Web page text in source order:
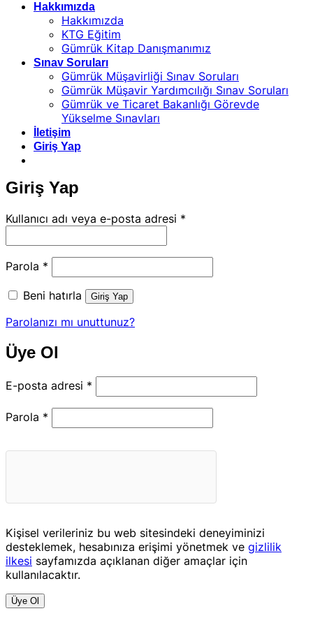
Hakkımızda
Hakkımızda
KTG Eğitim
Gümrük Kitap Danışmanımız
Sınav Soruları
Gümrük Müşavirliği Sınav Soruları
Gümrük Müşavir Yardımcılığı Sınav Soruları
Gümrük ve Ticaret Bakanlığı Görevde
Yükselme Sınavları
İletişim
Giriş Yap
Giriş Yap
Kullanıcı adı veya e-posta adresi *
Parola *
Beni hatırla Giriş Yap
Parolanızı mı unuttunuz?
Üye Ol
E-posta adresi *
Parola *
Kişisel verileriniz bu web sitesindeki deneyiminizi
desteklemek, hesabınıza erişimi yönetmek ve gizlilik
ilkesi sayfamızda açıklanan diğer amaçlar için
kullanılacaktır.
Üye Ol